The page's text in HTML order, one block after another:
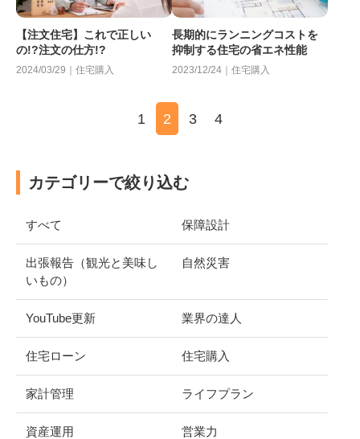
【注文住宅】これで正しい
の!?注文の仕方!?
2024/03/29｜住宅購入
長期的にランニングコストを
抑制する住宅の省エネ性能
2023/12/24｜住宅購入
1 2 3 4
カテゴリーで絞り込む
すべて 保障設計
出張報告（観光と美味し
いもの）
自然災害
YouTube更新 業界の達人
住宅ローン 住宅購入
家計管理 ライフプラン
資産運用 営業力